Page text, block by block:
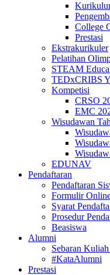
College
Prestasi
Ekstrakurikuler
Pelatihan
STEAM
TEDxCRIBS
Kompetisi
CRSO
EMC
Wisudawan
EDUNAV
Pendaftaran
Pendaftaran
Formulir
Syarat
Prosedur
Beasiswa
Alumni
Sebaran
#KataAlumni
Prestasi